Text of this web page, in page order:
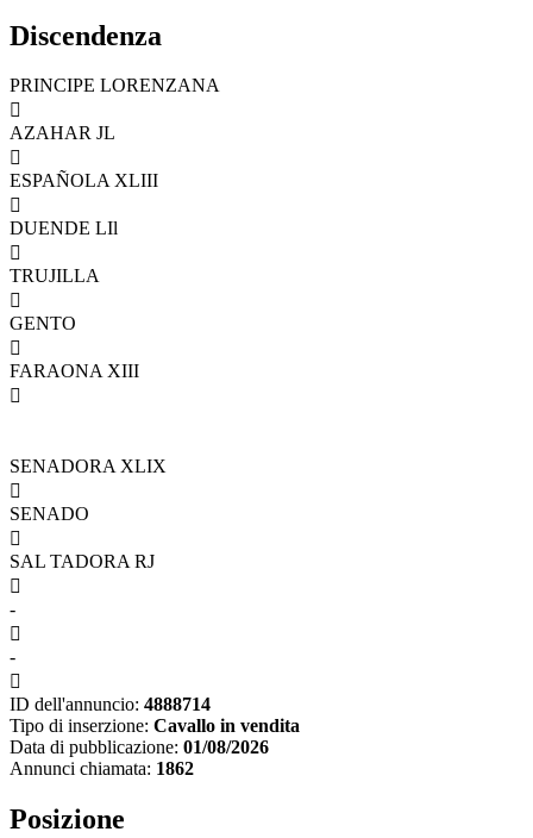
Discendenza
PRINCIPE LORENZANA

AZAHAR JL

ESPAÑOLA XLIII

DUENDE LIl

TRUJILLA

GENTO

FARAONA XIII

SENADORA XLIX

SENADO

SAL TADORA RJ

-

-

ID dell'annuncio: 4888714
Tipo di inserzione: Cavallo in vendita
Data di pubblicazione: 01/08/2026
Annunci chiamata: 1862
Posizione